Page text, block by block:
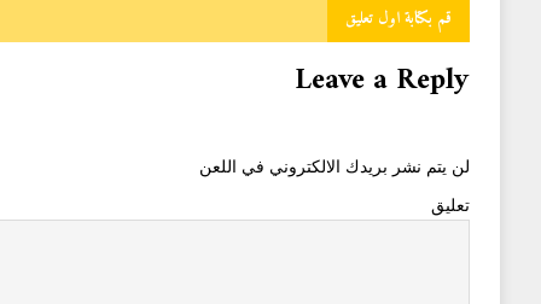
قم بكتابة اول تعليق
Leave a Reply
لن يتم نشر بريدك الالكتروني في اللعن
تعليق